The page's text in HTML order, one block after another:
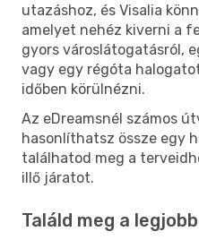
utazáshoz, és Visalia
amelyet nehéz kiverni a
gyors városlátogatásról,
vagy egy régóta
időben körülnézni.
Az eDreamsnél számos
hasonlíthatsz össze egy
találhatod meg a
illő járatot.
Találd meg a